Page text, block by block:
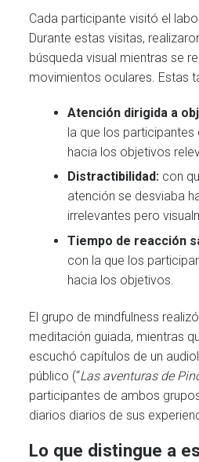
Cada participante visitó el
Durante estas visitas,
búsqueda visual mientras se
movimientos oculares. Estas
Atención dirigida a
la que los participantes
hacia los objetivos
Distractibilidad: con
atención se desviaba
irrelevantes pero
Tiempo de reacción
con la que los
hacia los objetivos.
El grupo de mindfulness
meditación guiada, mientras
escuchó capítulos de un
público (“Las aventuras de
participantes de ambos
diarios diarios de sus
Lo que distingue a